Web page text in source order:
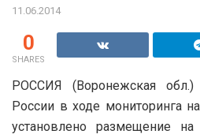
11.06.2014
0
SHARES
РОССИЯ (Воронежская
России в ходе мониторинга
установлено размещение